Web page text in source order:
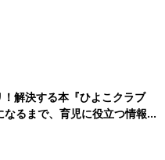
解決する本『ひよこクラブ
るまで、育児に役立つ情報が